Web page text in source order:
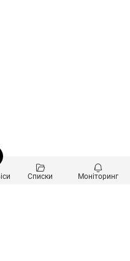
Списки Моніторинг